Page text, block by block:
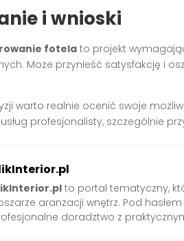
i wnioski
fotelato projekt
Może przynieść satysfakcję i
warto realnie ocenić swoje
profesjonalisty, szczególnie
to portal tematyczny,
aranżacji wnętrz. Pod hasłem
doradztwo z